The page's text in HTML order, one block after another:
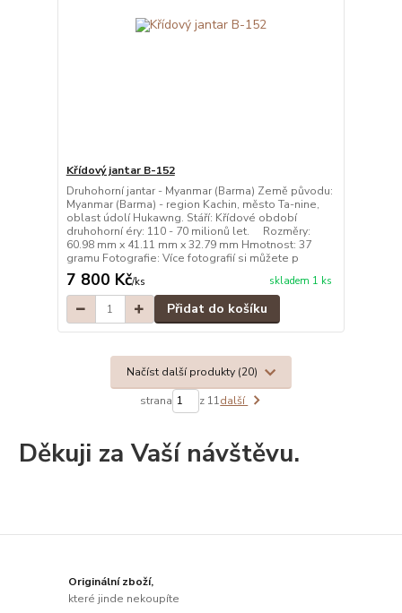
Křídový jantar B-152
Druhohorní jantar - Myanmar (Barma) Země původu:
Myanmar (Barma) - region Kachin, město Ta-nine,
oblast údolí Hukawng. Stáří: Křídové období
druhohorní éry: 110 - 70 milionů let. Rozměry:
60.98 mm x 41.11 mm x 32.79 mm Hmotnost: 37
gramu Fotografie: Více fotografií si můžete p
7 800 Kč/ks skladem 1 ks
Přidat do košíku
Načíst další produkty (20)
strana z 11další
Děkuji za Vaší návštěvu.
Originální zboží,
které jinde nekoupíte